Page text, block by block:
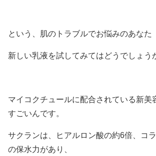
という、肌のトラブルでお悩みのあなた
新しい乳液を試してみてはどうでしょう
マイコクチュールに配合されている新美
すごいんです。
サクランは、ヒアルロン酸の約6倍、コ
の保水力があり、